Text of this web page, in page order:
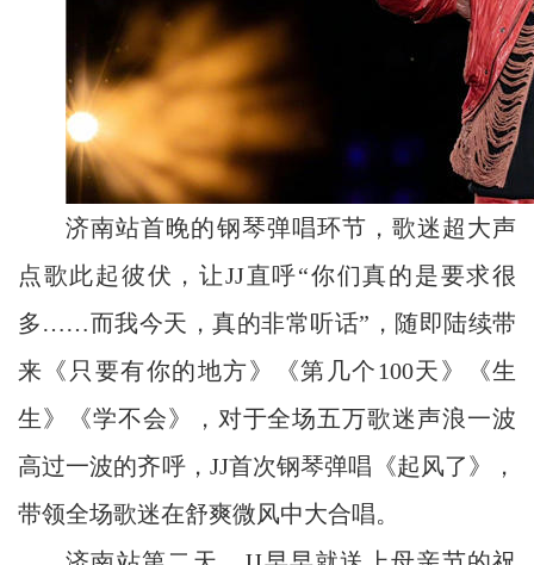
济南站首晚的钢琴弹唱环节，歌迷超大声
点歌此起彼伏，让JJ直呼“你们真的是要求很
多……而我今天，真的非常听话”，随即陆续带
来《只要有你的地方》《第几个100天》《生
生》《学不会》，对于全场五万歌迷声浪一波
高过一波的齐呼，JJ首次钢琴弹唱《起风了》，
带领全场歌迷在舒爽微风中大合唱。